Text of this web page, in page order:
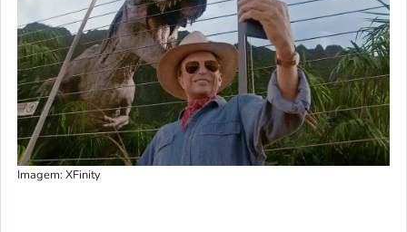
Imagem: XFinity